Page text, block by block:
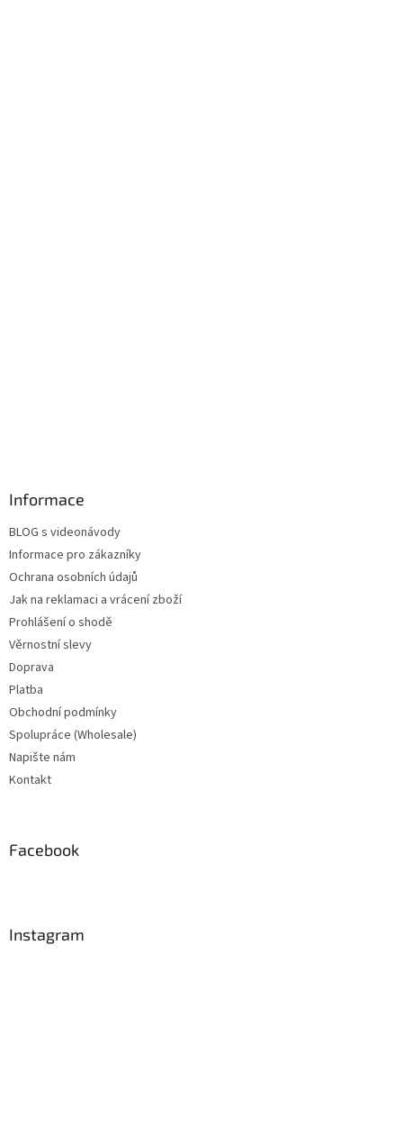
Informace
BLOG s videonávody
Informace pro zákazníky
Ochrana osobních údajů
Jak na reklamaci a vrácení zboží
Prohlášení o shodě
Věrnostní slevy
Doprava
Platba
Obchodní podmínky
Spolupráce (Wholesale)
Napište nám
Kontakt
Facebook
Instagram